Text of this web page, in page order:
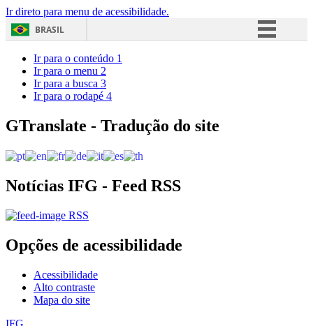
Ir direto para menu de acessibilidade.
BRASIL
Acesso à informação
Ir para o conteúdo 1
Ir para o menu 2
Ir para a busca 3
Ir para o rodapé 4
GTranslate - Tradução do site
Notícias IFG - Feed RSS
RSS
Opções de acessibilidade
Acessibilidade
Alto contraste
Mapa do site
IFG